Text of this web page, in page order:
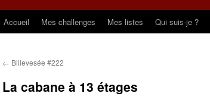
Aller
contenu
Accueil Mes challenges Mes listes Qui suis-je ?
← Billevesée #222
La cabane à 13 étages